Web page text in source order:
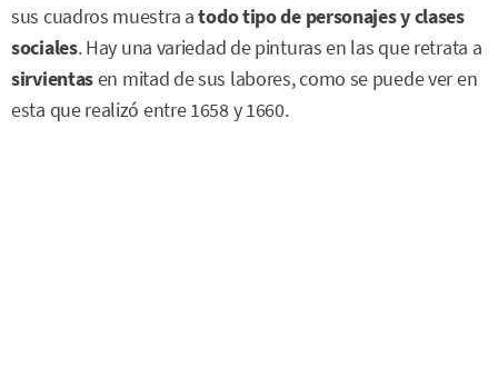
sus cuadros muestra atodo tipo de personajes y clases
sociales. Hay una variedad de pinturas en las que retrata a
sirvientasen mitad de sus labores, como se puede ver en
esta que realizó entre 1658 y 1660.